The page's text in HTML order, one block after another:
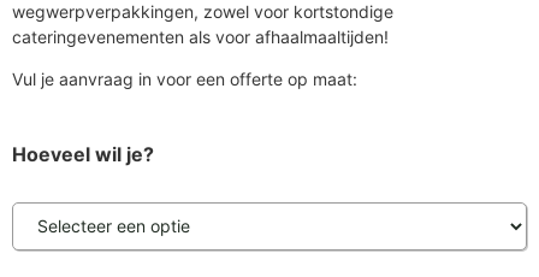
wegwerpverpakkingen, zowel voor kortstondige
cateringevenementen als voor afhaalmaaltijden!
Vul je aanvraag in voor een offerte op maat:
Hoeveel wil je?